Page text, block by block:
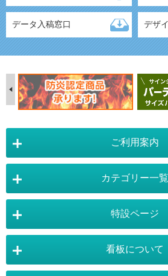
データ入稿窓口 デザ
ご利用案内
店舗詳細情報
運営会社 :株式会社トレード
カテゴリー一覧
スタンド看板：オプション バナ
特設ページ
看板について